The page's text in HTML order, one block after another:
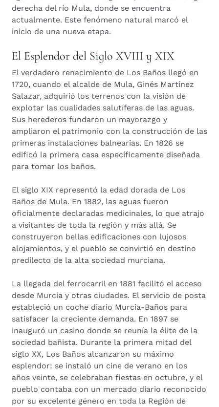
derecha del río Mula, donde se encuentra
actualmente. Este fenómeno natural marcó el
inicio de una nueva etapa.
El Esplendor del Siglo XVIII y XIX
El verdadero renacimiento de Los Baños llegó en
1720, cuando el alcalde de Mula, Ginés Martínez
Salazar, adquirió los terrenos con la visión de
explotar las cualidades salutíferas de las aguas.
Sus herederos fundaron un mayorazgo y
ampliaron el patrimonio con la construcción de las
primeras instalaciones balnearias. En 1826 se
edificó la primera casa específicamente diseñada
para tomar los baños.
El siglo XIX representó la edad dorada de Los
Baños de Mula. En 1882, las aguas fueron
oficialmente declaradas medicinales, lo que atrajo
a visitantes de toda la región y más allá. Se
construyeron bellas edificaciones con lujosos
alojamientos, y el pueblo se convirtió en destino
predilecto de la alta sociedad murciana.
La llegada del ferrocarril en 1881 facilitó el acceso
desde Murcia y otras ciudades. El servicio de posta
estableció un coche diario Murcia-Baños para
satisfacer la creciente demanda. En 1897 se
inauguró un casino donde se reunía la élite de la
sociedad bañista. Durante la primera mitad del
siglo XX, Los Baños alcanzaron su máximo
esplendor: se instaló un cine de verano en los
años veinte, se celebraban fiestas en octubre, y el
pueblo contaba con un mercado diario reconocido
por su excelente género en toda la Región de